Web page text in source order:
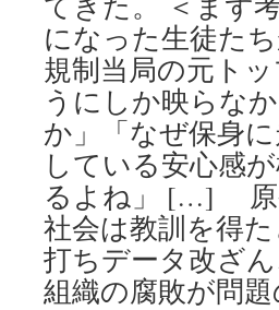
になった生徒た
規制当局の元ト
うにしか映らな
か」「なぜ保身
している安心感
るよね」 […] 原
社会は教訓を得
打ちデータ改ざ
組織の腐敗が問